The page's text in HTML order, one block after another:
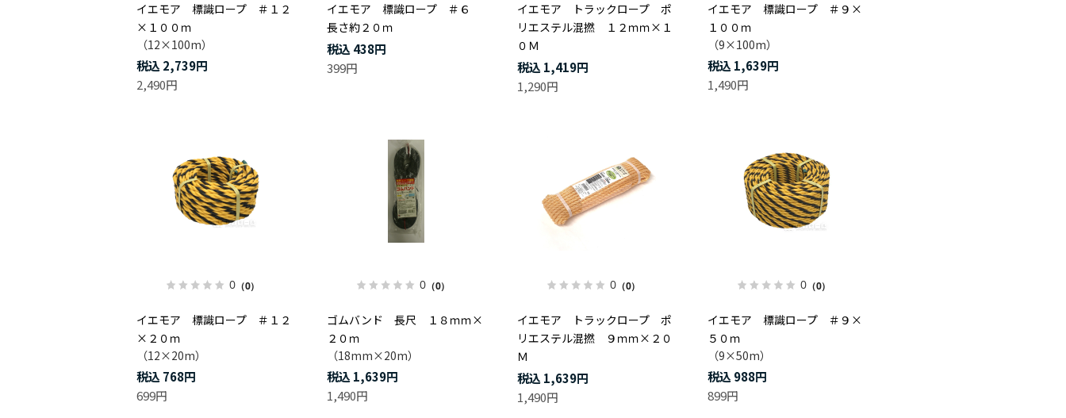
イエモア 標識ロープ ＃１２
×１００ｍ
（12×100m）
2,739円
2,490円
イエモア 標識ロープ ＃６
長さ約２０ｍ
438円
399円
イエモア トラックロープ ポ
リエステル混撚 １２ｍｍ×１
０Ｍ
1,419円
1,290円
イエモア 標識ロープ ＃９×
１００ｍ
（9×100m）
1,639円
1,490円
0（0）
イエモア 標識ロープ ＃１２
×２０ｍ
（12×20m）
768円
699円
0（0）
ゴムバンド 長尺 １８ｍｍ×
２０ｍ
（18mm×20m）
1,639円
1,490円
0（0）
イエモア トラックロープ ポ
リエステル混撚 ９ｍｍ×２０
Ｍ
1,639円
1,490円
0（0）
イエモア 標識ロープ ＃９×
５０ｍ
（9×50m）
988円
899円